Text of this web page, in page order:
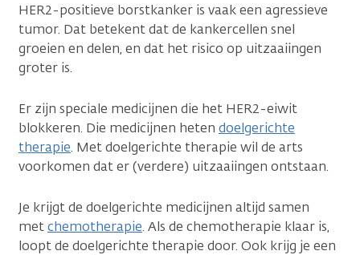
HER2-positieve borstkanker is vaak een agressieve
tumor. Dat betekent dat de kankercellen snel
groeien en delen, en dat het risico op uitzaaiingen
groter is.
Er zijn speciale medicijnen die het HER2-eiwit
blokkeren. Die medicijnen heten doelgerichte
therapie. Met doelgerichte therapie wil de arts
voorkomen dat er (verdere) uitzaaiingen ontstaan.
Je krijgt de doelgerichte medicijnen altijd samen
metchemotherapie. Als de chemotherapie klaar is,
loopt de doelgerichte therapie door. Ook krijg je een